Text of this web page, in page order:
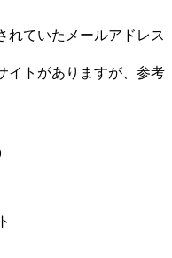
ていたメールアドレス
イトがありますが、参考